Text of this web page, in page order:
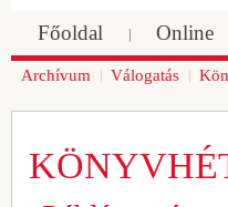
Főoldal Online
Archívum Válogatás